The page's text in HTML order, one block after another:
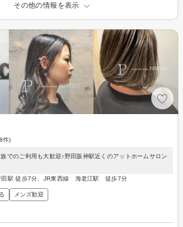
その他の情報を表示
件)
でのご利用も大歓迎♪野田阪神駅近くのアットホームサロン
田駅 徒歩7分、JR東西線 海老江駅 徒歩7分
メンズ歓迎